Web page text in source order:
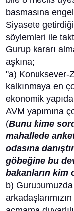
basmasına
Siyasete
söylemleri ile
Gurup kararı
aşkına;
''a) Konuksever-
kalkınmaya en
ekonomik
AVM yapımına
(Bunu kime
mahallede
odasına
göbeğine bu
bakanların kim
b)